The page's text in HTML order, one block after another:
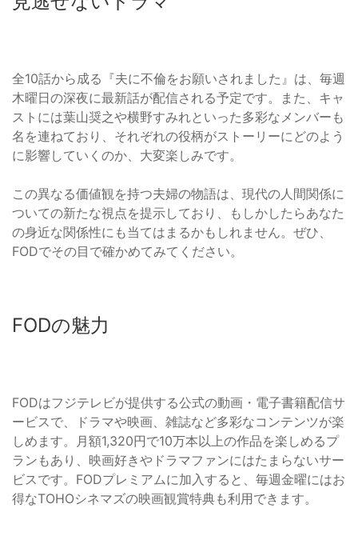
全10話から成る『夫に不倫をお願いされました』は、毎週
木曜日の深夜に最新話が配信される予定です。また、キャ
ストには葉山奨之や横野すみれといった多彩なメンバーも
名を連ねており、それぞれの役柄がストーリーにどのよう
に影響していくのか、大変楽しみです。
この異なる価値観を持つ夫婦の物語は、現代の人間関係に
ついての新たな視点を提示しており、もしかしたらあなた
の身近な関係性にも当てはまるかもしれません。ぜひ、
FODでその目で確かめてみてください。
FODの魅力
FODはフジテレビが提供する公式の動画・電子書籍配信サ
ービスで、ドラマや映画、雑誌など多彩なコンテンツが楽
しめます。月額1,320円で10万本以上の作品を楽しめるプ
ランもあり、映画好きやドラマファンにはたまらないサー
ビスです。FODプレミアムに加入すると、毎週金曜にはお
得なTOHOシネマズの映画観賞特典も利用できます。